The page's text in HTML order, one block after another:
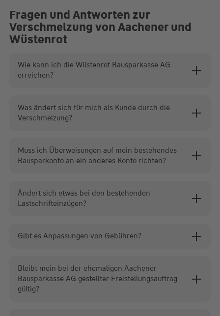
Fragen und Antworten zur
Verschmelzung von Aachener und
Wüstenrot
Wie kann ich die Wüstenrot Bausparkasse AG
erreichen?
Was ändert sich für mich als Kunde durch die
Verschmelzung?
Muss ich Überweisungen auf mein bestehendes
Bausparkonto an ein anderes Konto richten?
Ändert sich etwas bei den bestehenden
Lastschrifteinzügen?
Gibt es Anpassungen von Gebühren?
Bleibt mein bei der ehemaligen Aachener
Bausparkasse AG gestellter Freistellungsauftrag
gültig?